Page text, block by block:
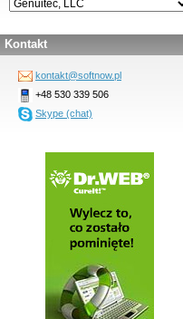
Kontakt
kontakt@softnow.pl
+48 530 339 506
Skype (chat)